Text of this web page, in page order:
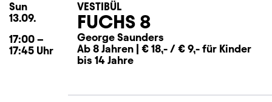
Sun
13.09.
17:00 –
17:45 Uhr
VESTIBÜL
FUCHS 8
George Saunders
Ab 8 Jahren | € 18,- / € 9,- für Kinder
bis 14 Jahre